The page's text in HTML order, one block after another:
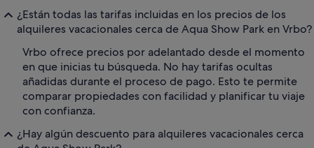
¿Están todas las tarifas incluidas en los precios de los
alquileres vacacionales cerca de Aqua Show Park en Vrbo?
Vrbo ofrece precios por adelantado desde el momento
en que inicias tu búsqueda. No hay tarifas ocultas
añadidas durante el proceso de pago. Esto te permite
comparar propiedades con facilidad y planificar tu viaje
con confianza.
¿Hay algún descuento para alquileres vacacionales cerca